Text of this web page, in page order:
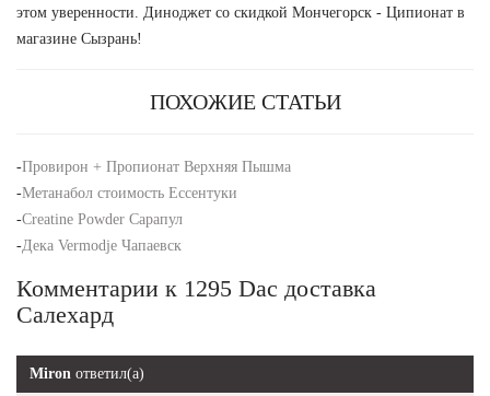
этом уверенности. Диноджет со скидкой Мончегорск - Ципионат в
магазине Сызрань!
ПОХОЖИЕ СТАТЬИ
-Провирон + Пропионат Верхняя Пышма
-Метанабол стоимость Ессентуки
-Creatine Powder Сарапул
-Дека Vermodje Чапаевск
Комментарии к 1295 Dac доставка
Салехард
Miron ответил(а)